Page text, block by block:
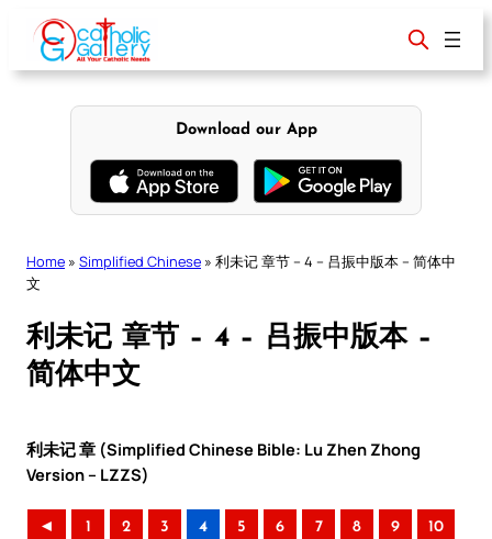
content
Download our App
Home » Simplified Chinese » 利未记 章节 – 4 – 吕振中版本 – 简体中
文
利未记 章节 – 4 – 吕振中版本 –
简体中文
利未记 章 (Simplified Chinese Bible: Lu Zhen Zhong
Version – LZZS)
◄ 1 2 3 4 5 6 7 8 9 10